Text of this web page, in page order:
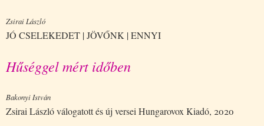
Zsirai László
JÓ CSELEKEDET | JÖVŐNK | ENNYI
Hűséggel mért időben
Bakonyi István
Zsirai László válogatott és új versei Hungarovox Kiadó, 2020